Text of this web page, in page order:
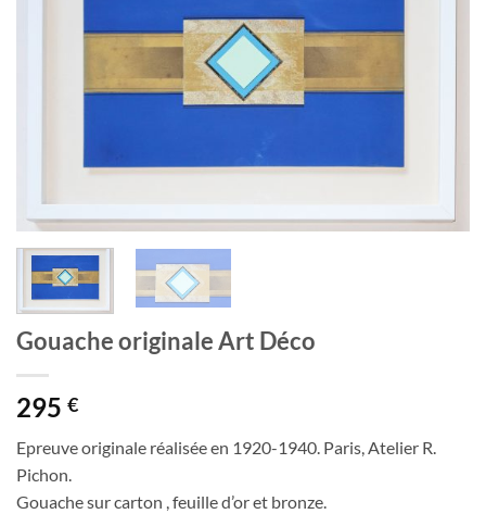
Gouache originale Art Déco
295 €
Epreuve originale réalisée en 1920-1940. Paris, Atelier R.
Pichon.
Gouache sur carton , feuille d’or et bronze.